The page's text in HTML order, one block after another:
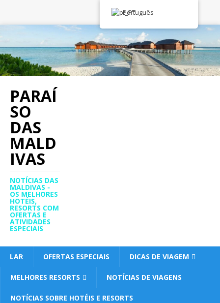
PARAÍ
SO
DAS
MALD
IVAS
NOTÍCIAS DAS
MALDIVAS -
OS MELHORES
HOTÉIS,
RESORTS COM
OFERTAS E
ATIVIDADES
ESPECIAIS
LAR OFERTAS ESPECIAIS DICAS DE VIAGEM
MELHORES RESORTS NOTÍCIAS DE VIAGENS
NOTÍCIAS SOBRE HOTÉIS E RESORTS
Português